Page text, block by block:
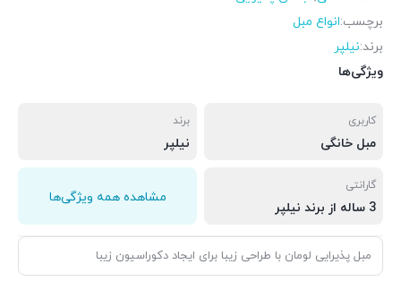
برچسب:انواع مبل
برند:نیلپر
ویژگی‌ها
کاربری
مبل خانگی
برند
نیلپر
گارانتی
3 ساله از برند نیلپر
مشاهده همه ویژگی‌ها
مبل پذیرایی لومان با طراحی زیبا برای ایجاد دکوراسیون زیبا